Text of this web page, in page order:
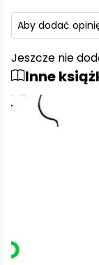
Aby dodać
Jeszcze nie
Inne